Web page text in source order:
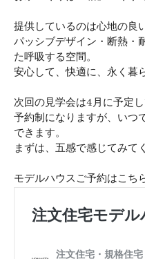
提供しているのは心地の良
パッシブデザイン・断熱・
た呼吸する空間。
安心して、快適に、永く暮
次回の見学会は4月に予定
予約制になりますが、いつ
できます。
まずは、五感で感じてみて
モデルハウスご予約はこち